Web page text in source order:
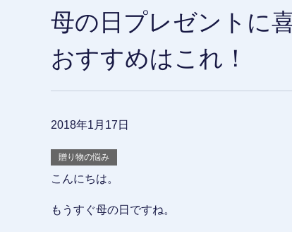
母の日プレゼントに
おすすめはこれ！
2018年1月17日
贈り物の悩み
こんにちは。
もうすぐ母の日ですね。